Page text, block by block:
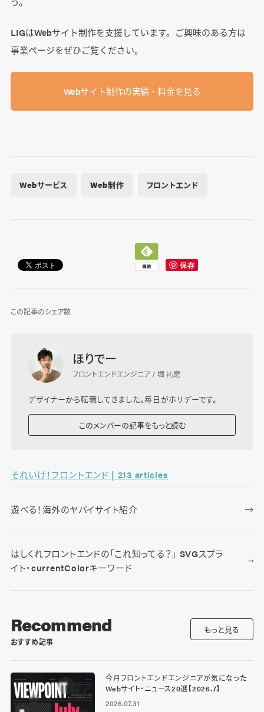
LIGはWebサイト制作を支援しています。ご興味のある方は
事業ぺージをぜひご覧ください。
Webサイト制作の実績・料金を見る
Webサービス Web制作 フロントエンド
この記事のシェア数
ほりでー
フロントエンドエンジニア / 堀 祐磨
デザイナーから転職してきました。毎日がホリデーです。
このメンバーの記事をもっと読む
それいけ！フロントエンド | 213 articles
遊べる！海外のヤバイサイト紹介
はしくれフロントエンドの「これ知ってる？」 SVGスプラ
イト・currentColorキーワード
Recommend
おすすめ記事
もっと見る
今月フロントエンドエンジニアが気になった
Webサイト・ニュース20選【2026.7】
2026.07.31